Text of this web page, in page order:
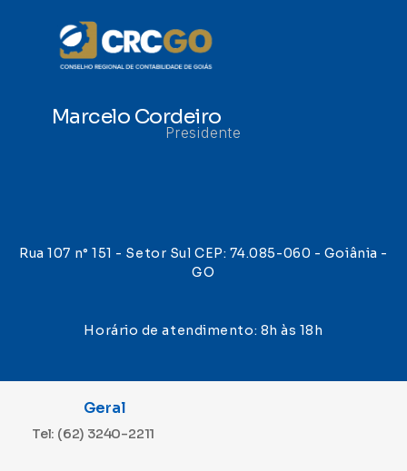
Marcelo Cordeiro
Presidente
Rua 107 n° 151 - Setor Sul CEP: 74.085-060 - Goiânia -
GO
Horário de atendimento: 8h às 18h
Geral
Tel: (62) 3240-2211